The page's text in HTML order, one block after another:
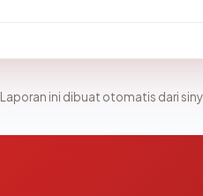
Laporan ini dibuat otomatis dari